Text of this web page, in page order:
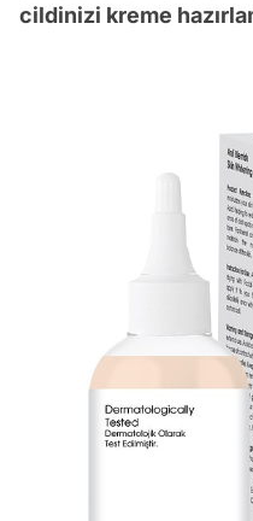
cildinizi kreme